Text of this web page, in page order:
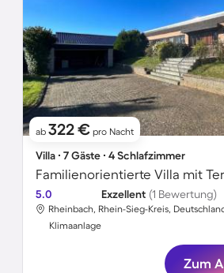
ab 322 € pro Nacht
Villa ∙ 7 Gäste ∙ 4 Schlafzimmer
5.0 Exzellent (1 Bewertung)
Rheinbach, Rhein-Sieg-Kreis,
Klimaanlage
Zum